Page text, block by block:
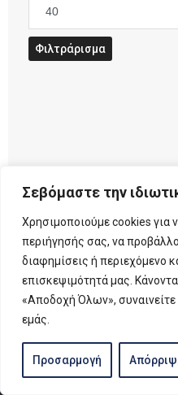
Σεβόμαστε την
Χρησιμοποιούμε cookies για
περιήγησής σας, να
διαφημίσεις ή περιεχόμενο
επισκεψιμότητά μας.
«Αποδοχή Όλων»,
εμάς.
Προσαρμογή
τιμή
Φιλτράρισμα
Καρτελιάς & Σία Ο.Ε.